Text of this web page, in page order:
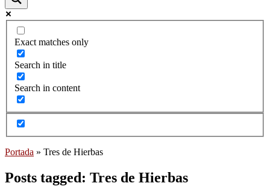
Exact matches only
Search in title
Search in content
Portada » Tres de Hierbas
Posts tagged: Tres de Hierbas